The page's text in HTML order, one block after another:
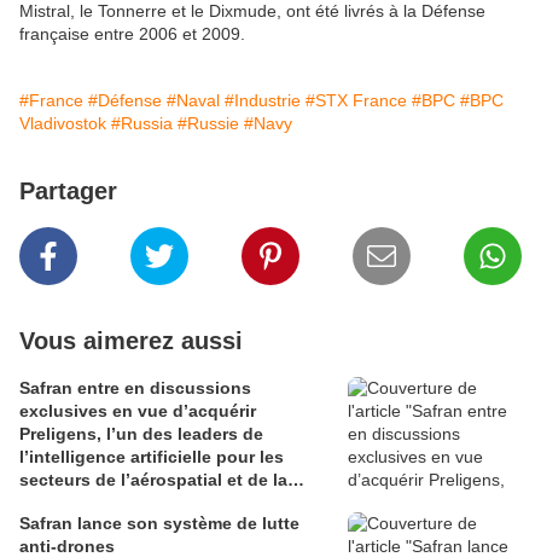
Mistral, le Tonnerre et le Dixmude, ont été livrés à la Défense
française entre 2006 et 2009.
#France #Défense #Naval #Industrie #STX France #BPC #BPC
Vladivostok #Russia #Russie #Navy
Partager
Vous aimerez aussi
Safran entre en discussions
exclusives en vue d’acquérir
Preligens, l’un des leaders de
l’intelligence artificielle pour les
secteurs de l’aérospatial et de la
Safran lance son système de lutte
anti-drones